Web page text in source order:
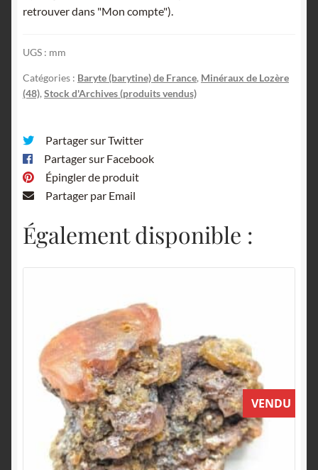
retrouver dans "Mon compte").
UGS : mm
Catégories : Baryte (barytine) de France, Minéraux de Lozère
(48), Stock d'Archives (produits vendus)
Partager sur Twitter
Partager sur Facebook
Épingler de produit
Partager par Email
Également disponible :
VENDU